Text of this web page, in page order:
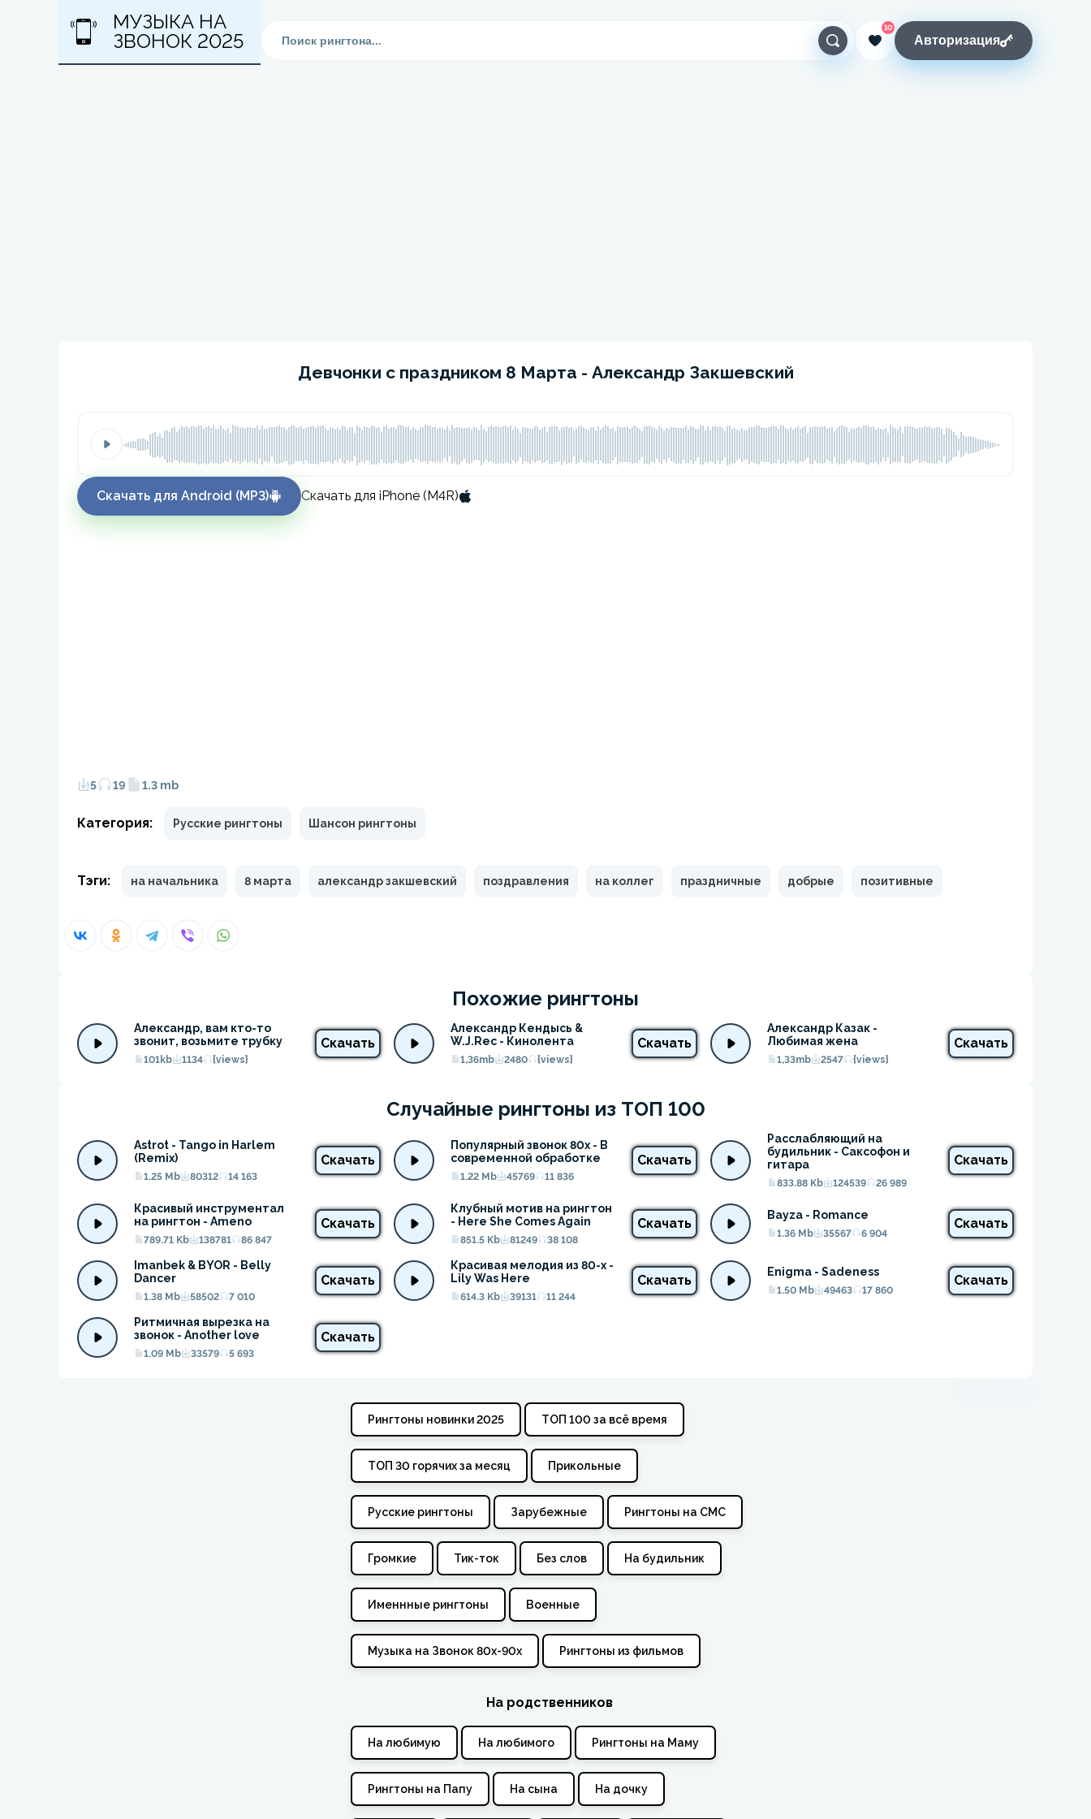
МУЗЫКА НА
ЗВОНОК 2025
10
Авторизация
Девчонки с праздником 8 Марта - Александр Закшевский
Скачать для Android (MP3) Скачать для iPhone (M4R)
5 19 1.3 mb
Категория: Русские рингтоны Шансон рингтоны
Тэги: на начальника 8 марта александр закшевский поздравления на коллег праздничные добрые позитивные
Похожие рингтоны
Александр, вам кто-то
звонит, возьмите трубку
101kb 1134 {views}
Скачать
Александр Кендысь &
W.J.Rec - Кинолента
1,36mb 2480 {views}
Скачать
Александр Казак -
Любимая жена
1,33mb 2547 {views}
Скачать
Случайные рингтоны из ТОП 100
Astrot - Tango in Harlem
(Remix)
1.25 Mb 80312 14 163
Скачать
Популярный звонок 80х - В
современной обработке
1.22 Mb 45769 11 836
Скачать
Расслабляющий на
будильник - Саксофон и
гитара
833.88 Kb 124539 26 989
Скачать
Красивый инструментал
на рингтон - Ameno
789.71 Kb 138781 86 847
Скачать
Клубный мотив на рингтон
- Here She Comes Again
851.5 Kb 81249 38 108
Скачать
Bayza - Romance
1.36 Mb 35567 6 904
Скачать
Imanbek & BYOR - Belly
Dancer
1.38 Mb 58502 7 010
Скачать
Красивая мелодия из 80-х -
Lily Was Here
614.3 Kb 39131 11 244
Скачать
Enigma - Sadeness
1.50 Mb 49463 17 860
Скачать
Ритмичная вырезка на
звонок - Another love
1.09 Mb 33579 5 693
Скачать
Рингтоны новинки 2025 ТОП 100 за всё время
ТОП 30 горячих за месяц Прикольные
Русские рингтоны Зарубежные Рингтоны на СМС
Громкие Тик-ток Без слов На будильник
Именнные рингтоны Военные
Музыка на Звонок 80х-90х Рингтоны из фильмов
На родственников
На любимую На любимого Рингтоны на Маму
Рингтоны на Папу На сына На дочку